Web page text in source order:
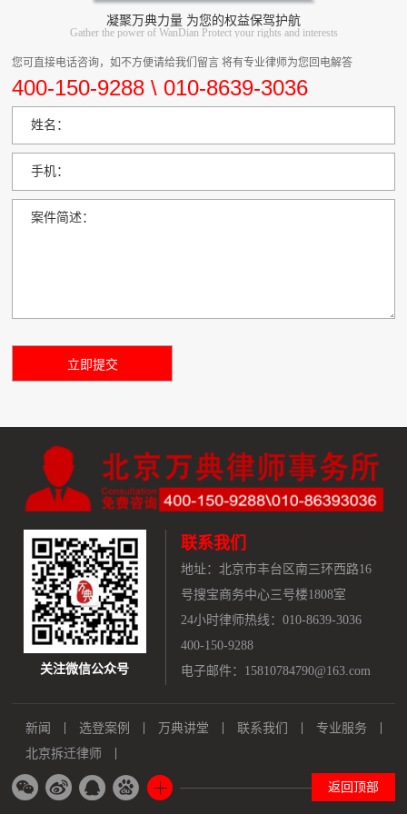
凝聚万典力量 为您的权益保驾护航
Gather the power of WanDian Protect your rights and interests
您可直接电话咨询，如不方便请给我们留言 将有专业律师为您回电解答
400-150-9288 \ 010-8639-3036
姓名：
手机：
案件简述：
关注微信公众号
联系我们
地址： 北京市丰台区南三环西路16
号搜宝商务中心三号楼1808室
24小时律师热线：010-8639-3036
400-150-9288
电子邮件：15810784790@163.com
新闻 选登案例 万典讲堂 联系我们
专业服务
北京拆迁律师
返回顶部